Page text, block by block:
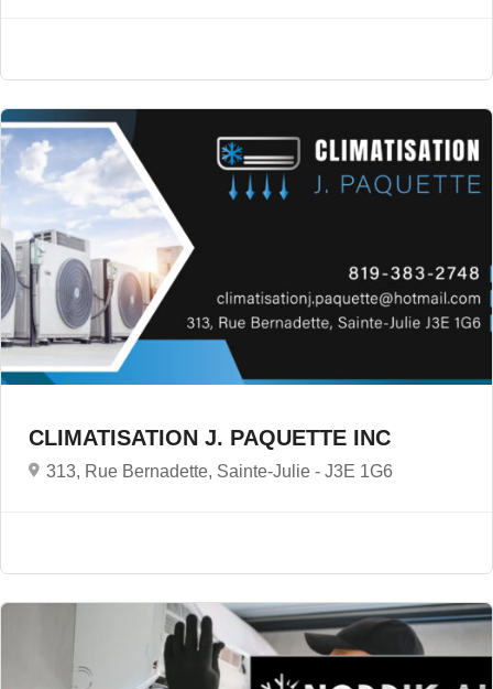
CLIMATISATION J. PAQUETTE INC
313, Rue Bernadette, Sainte-Julie - J3E 1G6